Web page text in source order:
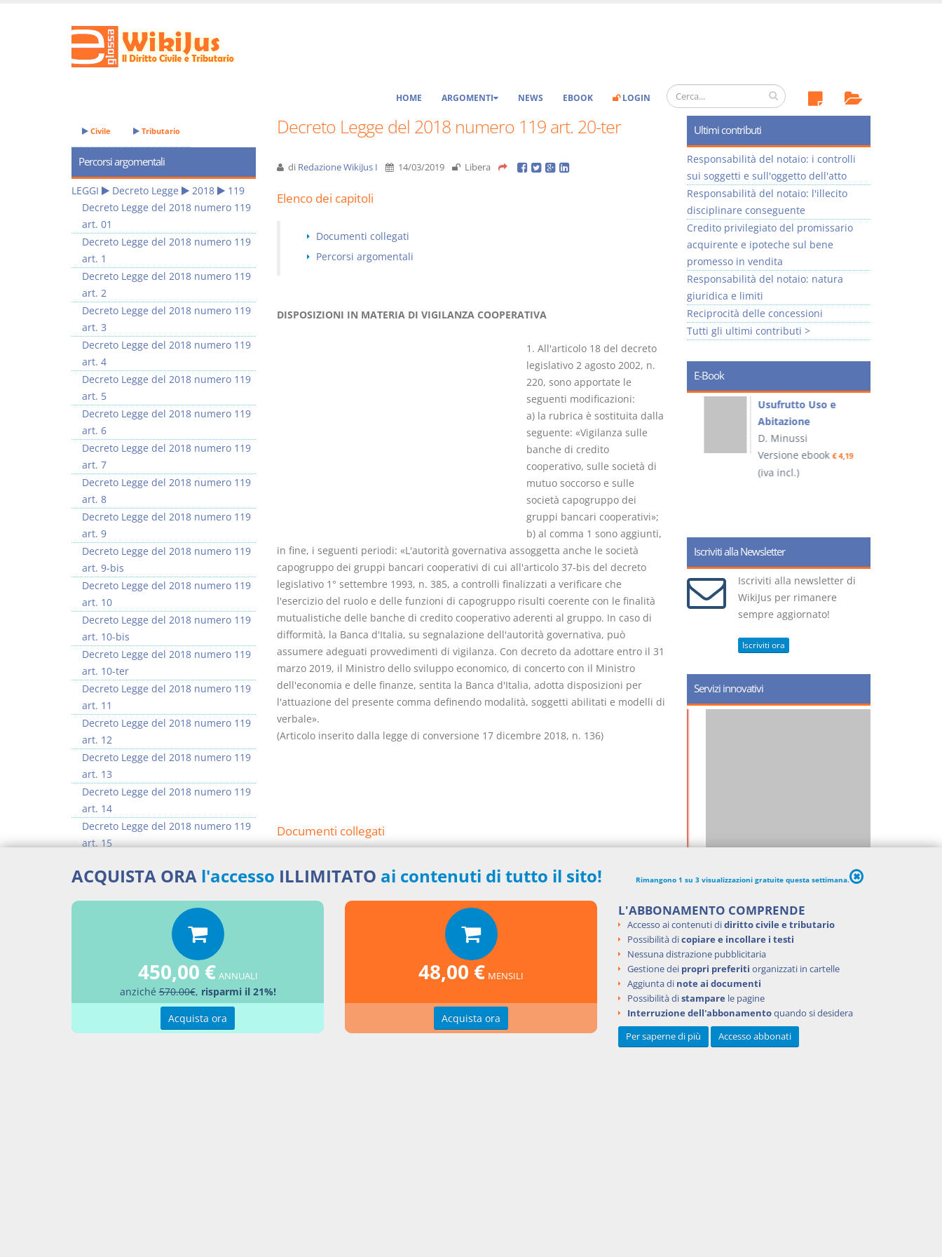
HOME ARGOMENTI NEWS EBOOK LOGIN
Decreto Legge del 2018 numero 119 art. 20-ter
di Redazione WikiJus I 14/03/2019 Libera
Elenco dei capitoli
Documenti collegati
Percorsi argomentali
DISPOSIZIONI IN MATERIA DI VIGILANZA COOPERATIVA
1. All'articolo 18 del decreto
legislativo 2 agosto 2002, n.
220, sono apportate le
seguenti modificazioni:
a) la rubrica è sostituita dalla
seguente: «Vigilanza sulle
banche di credito
cooperativo, sulle società di
mutuo soccorso e sulle
società capogruppo dei
gruppi bancari cooperativi»;
b) al comma 1 sono aggiunti,
in fine, i seguenti periodi: «L'autorità governativa assoggetta anche le società
capogruppo dei gruppi bancari cooperativi di cui all'articolo 37-bis del decreto
legislativo 1° settembre 1993, n. 385, a controlli finalizzati a verificare che
l'esercizio del ruolo e delle funzioni di capogruppo risulti coerente con le finalità
mutualistiche delle banche di credito cooperativo aderenti al gruppo. In caso di
difformità, la Banca d'Italia, su segnalazione dell'autorità governativa, può
assumere adeguati provvedimenti di vigilanza. Con decreto da adottare entro il 31
marzo 2019, il Ministro dello sviluppo economico, di concerto con il Ministro
dell'economia e delle finanze, sentita la Banca d'Italia, adotta disposizioni per
l'attuazione del presente comma definendo modalità, soggetti abilitati e modelli di
verbale».
(Articolo inserito dalla legge di conversione 17 dicembre 2018, n. 136)
Documenti collegati
119
Civile Tributario
Percorsi argomentali
LEGGI Decreto Legge 2018
119
Decreto Legge del 2018 numero 119
art. 01
Decreto Legge del 2018 numero 119
art. 1
Decreto Legge del 2018 numero 119
art. 2
Decreto Legge del 2018 numero 119
art. 3
Decreto Legge del 2018 numero 119
art. 4
Decreto Legge del 2018 numero 119
art. 5
Decreto Legge del 2018 numero 119
art. 6
Decreto Legge del 2018 numero 119
art. 7
Decreto Legge del 2018 numero 119
art. 8
Decreto Legge del 2018 numero 119
art. 9
Decreto Legge del 2018 numero 119
art. 9-bis
Decreto Legge del 2018 numero 119
art. 10
Decreto Legge del 2018 numero 119
art. 10-bis
Decreto Legge del 2018 numero 119
art. 10-ter
Decreto Legge del 2018 numero 119
art. 11
Decreto Legge del 2018 numero 119
art. 12
Decreto Legge del 2018 numero 119
art. 13
Decreto Legge del 2018 numero 119
art. 14
Decreto Legge del 2018 numero 119
art. 15
art. 15-bis
Ultimi contributi
Responsabilità del notaio: i controlli
sui soggetti e sull'oggetto dell'atto
Responsabilità del notaio: l'illecito
disciplinare conseguente
Credito privilegiato del promissario
acquirente e ipoteche sul bene
promesso in vendita
Responsabilità del notaio: natura
giuridica e limiti
Reciprocità delle concessioni
Tutti gli ultimi contributi >
E-Book
I Vincoli Preliminari
D. Minussi
Versione ebook
(iva incl.)
Usufrutto Uso e
Abitazione
D. Minussi
Versione ebook€ 4,19
(iva incl.)
Iscriviti alla Newsletter
Iscriviti alla newsletter di
WikiJus per rimanere
sempre aggiornato!
Iscriviti ora
Servizi innovativi
ACQUISTA ORA l'accesso ILLIMITATO ai contenuti di tutto il sito! Rimangono 1 su 3 visualizzazioni gratuite questa settimana.
450,00 € ANNUALI
anziché570.00€, risparmi il 21%!
Acquista ora
48,00 € MENSILI
Acquista ora
L'ABBONAMENTO COMPRENDE
Accesso ai contenuti didiritto civile e tributario
Possibilità dicopiare e incollare i testi
Nessuna distrazione pubblicitaria
Gestione dei propri preferiti organizzati in cartelle
Aggiunta di note ai documenti
Possibilità distampare le pagine
Interruzione dell'abbonamentoquando si desidera
Per saperne di più
Accesso abbonati